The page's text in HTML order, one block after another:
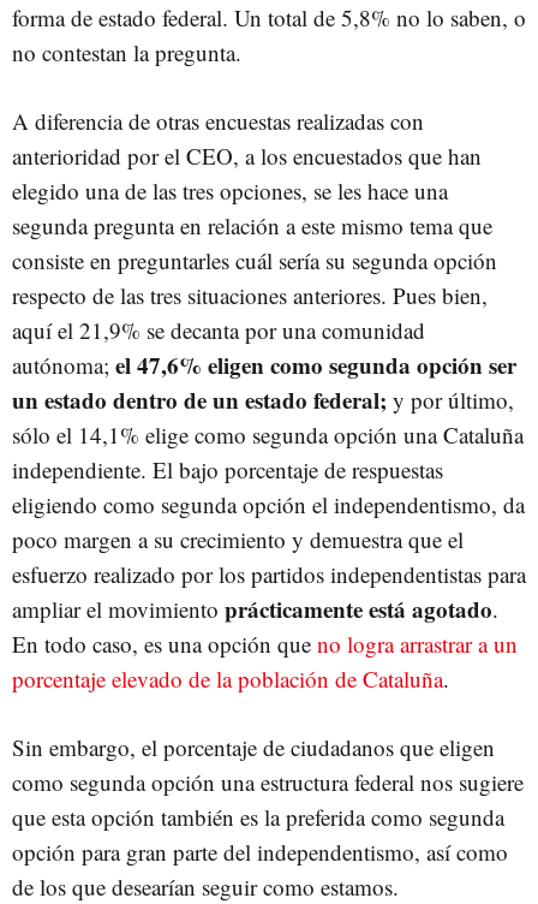
forma de estado federal. Un total de 5,8% no lo saben, o
no contestan la pregunta.
A diferencia de otras encuestas realizadas con
anterioridad por el CEO, a los encuestados que han
elegido una de las tres opciones, se les hace una
segunda pregunta en relación a este mismo tema que
consiste en preguntarles cuál sería su segunda opción
respecto de las tres situaciones anteriores. Pues bien,
aquí el 21,9% se decanta por una comunidad
autónoma; el 47,6% eligen como segunda opción ser
un estado dentro de un estado federal; y por último,
sólo el 14,1% elige como segunda opción una Cataluña
independiente. El bajo porcentaje de respuestas
eligiendo como segunda opción el independentismo, da
poco margen a su crecimiento y demuestra que el
esfuerzo realizado por los partidos independentistas para
ampliar el movimiento prácticamente está agotado.
En todo caso, es una opción que no logra arrastrar a un
porcentaje elevado de la población de Cataluña.
Sin embargo, el porcentaje de ciudadanos que eligen
como segunda opción una estructura federal nos sugiere
que esta opción también es la preferida como segunda
opción para gran parte del independentismo, así como
de los que desearían seguir como estamos.